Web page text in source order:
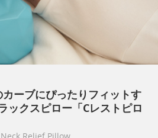
ーブにぴったりフィットす
ックスピロー「Cレストピロ